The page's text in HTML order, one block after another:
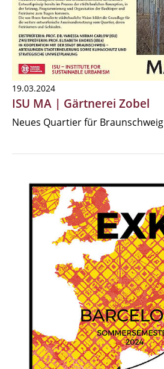
19.03.2024
ISU MA | Gärtnerei Zobel
Neues Quartier für Braunschweig